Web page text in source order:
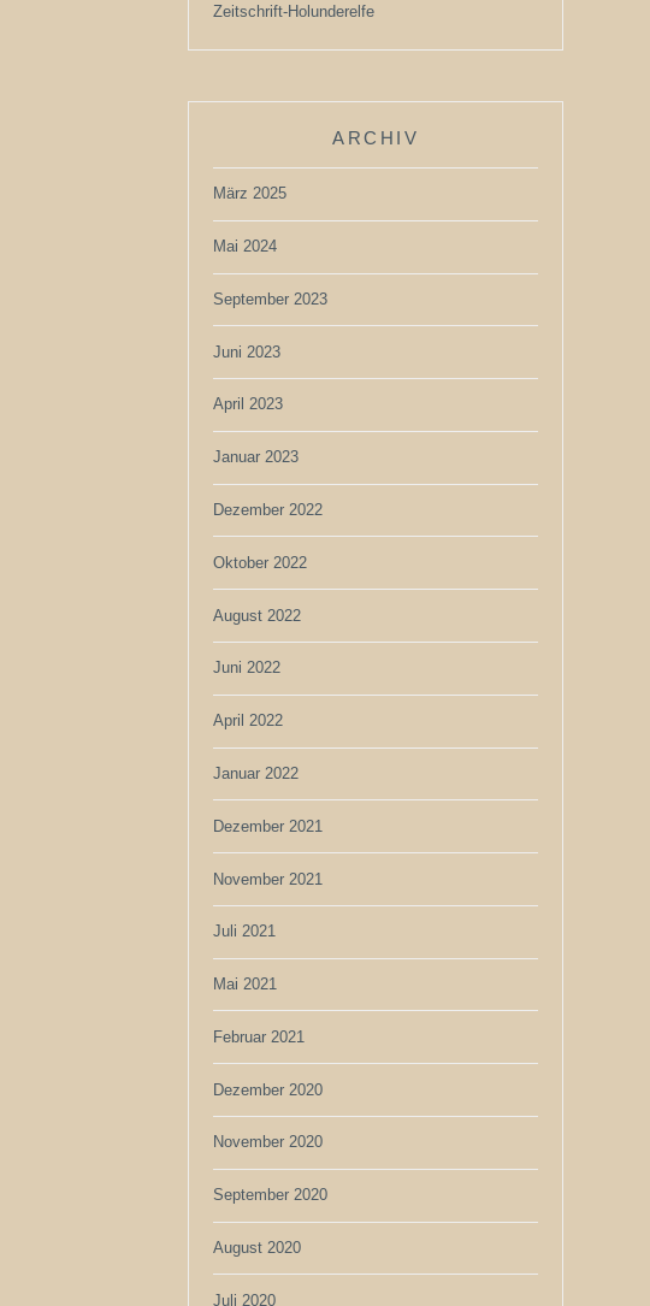
Zeitschrift-Holunderelfe
ARCHIV
März 2025
Mai 2024
September 2023
Juni 2023
April 2023
Januar 2023
Dezember 2022
Oktober 2022
August 2022
Juni 2022
April 2022
Januar 2022
Dezember 2021
November 2021
Juli 2021
Mai 2021
Februar 2021
Dezember 2020
November 2020
September 2020
August 2020
Juli 2020